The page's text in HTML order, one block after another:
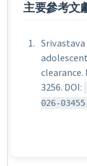
主要參考文
Srivastava
clearance.
3256. DOI:
026-